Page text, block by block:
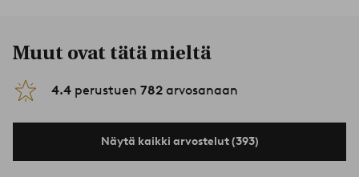
Muut ovat tätä mieltä
4.4 perustuen 782 arvosanaan
Näytä kaikki arvostelut (393)